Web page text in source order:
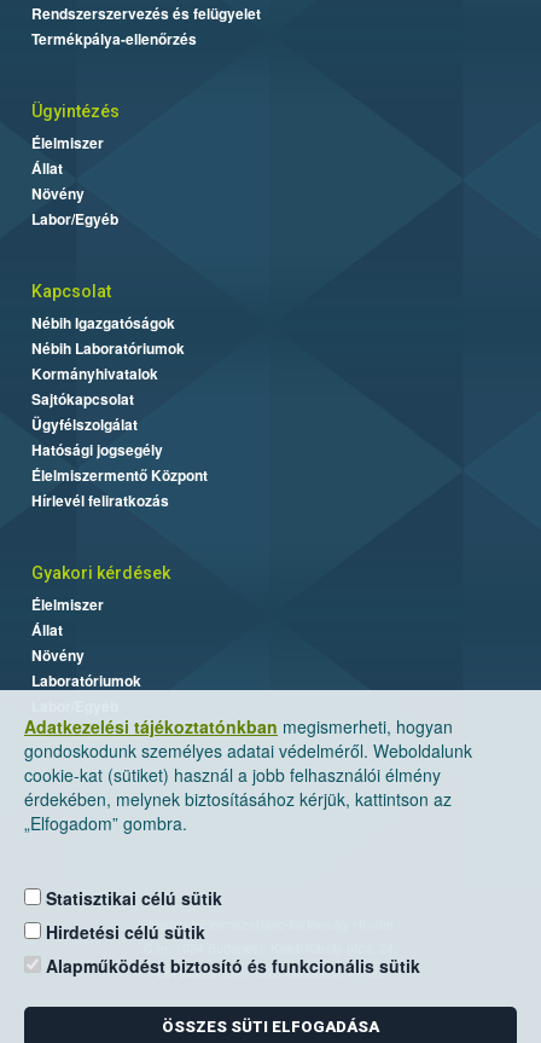
Adatkezelési tájékoztatónkban megismerheti, hogyan
gondoskodunk személyes adatai védelméről. Weboldalunk
cookie-kat (sütiket) használ a jobb felhasználói élmény
érdekében, melynek biztosításához kérjük, kattintson az
„Elfogadom” gombra.
Statisztikai célú sütik
Hirdetési célú sütik
Alapműködést biztosító és funkcionális sütik
ÖSSZES SÜTI ELFOGADÁSA
Rendszerszervezés és felügyelet
Termékpálya-ellenőrzés
Ügyintézés
Élelmiszer
Állat
Növény
Labor/Egyéb
Kapcsolat
Nébih Igazgatóságok
Nébih Laboratóriumok
Kormányhivatalok
Sajtókapcsolat
Ügyfélszolgálat
Hatósági jogsegély
Élelmiszermentő Központ
Hírlevél feliratkozás
Gyakori kérdések
Élelmiszer
Állat
Növény
Laboratóriumok
Nemzeti Élelmiszerlánc-biztonsági Hivatal
Levelezési cím: 1525 Budapest. Pf. 30.
E-mail:ugyfelszolgalat@nebih.gov.hu